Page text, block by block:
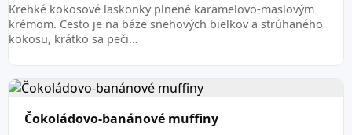
Krehké kokosové laskonky plnené karamelovo-maslovým
krémom. Cesto je na báze snehových bielkov a strúhaného
kokosu, krátko sa peči…
Čokoládovo-banánové muffiny